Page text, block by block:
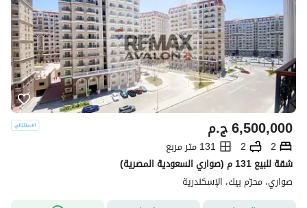
ج.م6,500,000
2
2
131 متر مربع
شقة للبيع 131 م (صواري السعودية المصرية)
صواري، محرّم بيك، الإسكندرية